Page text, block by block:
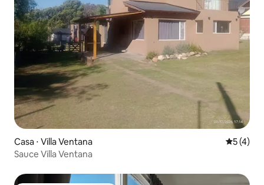
Casa ⋅ Villa Ventana 5 de
5 (4)
Sauce Villa Ventana